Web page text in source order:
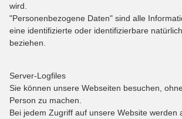
wird.
"Personenbezogene Daten" sind alle
eine identifizierte oder identifizierbare
beziehen.
Server-Logfiles
Sie können unsere Webseiten besuchen,
Person zu machen.
Bei jedem Zugriff auf unsere Website werden